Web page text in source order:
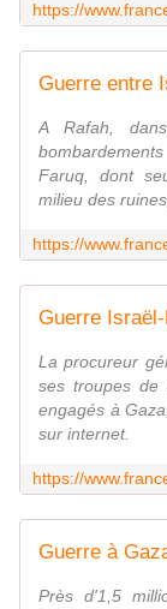
A Rafah,
Faruq, dont
milieu des
La procureur
ses troupes de
engagés à
sur internet.
Près d'1,5